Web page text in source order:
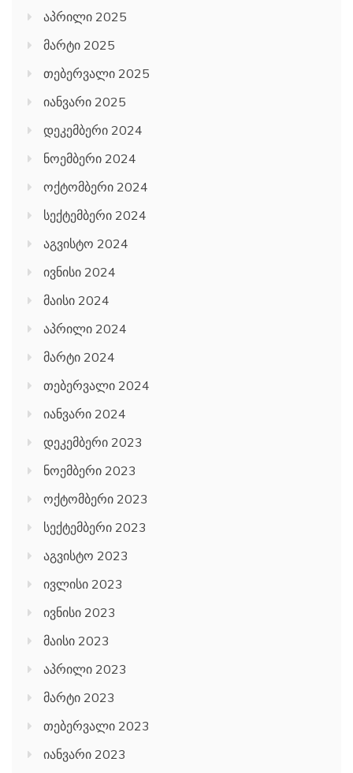
აპრილი 2025
მარტი 2025
თებერვალი 2025
იანვარი 2025
დეკემბერი 2024
ნოემბერი 2024
ოქტომბერი 2024
სექტემბერი 2024
აგვისტო 2024
ივნისი 2024
მაისი 2024
აპრილი 2024
მარტი 2024
თებერვალი 2024
იანვარი 2024
დეკემბერი 2023
ნოემბერი 2023
ოქტომბერი 2023
სექტემბერი 2023
აგვისტო 2023
ივლისი 2023
ივნისი 2023
მაისი 2023
აპრილი 2023
მარტი 2023
თებერვალი 2023
იანვარი 2023